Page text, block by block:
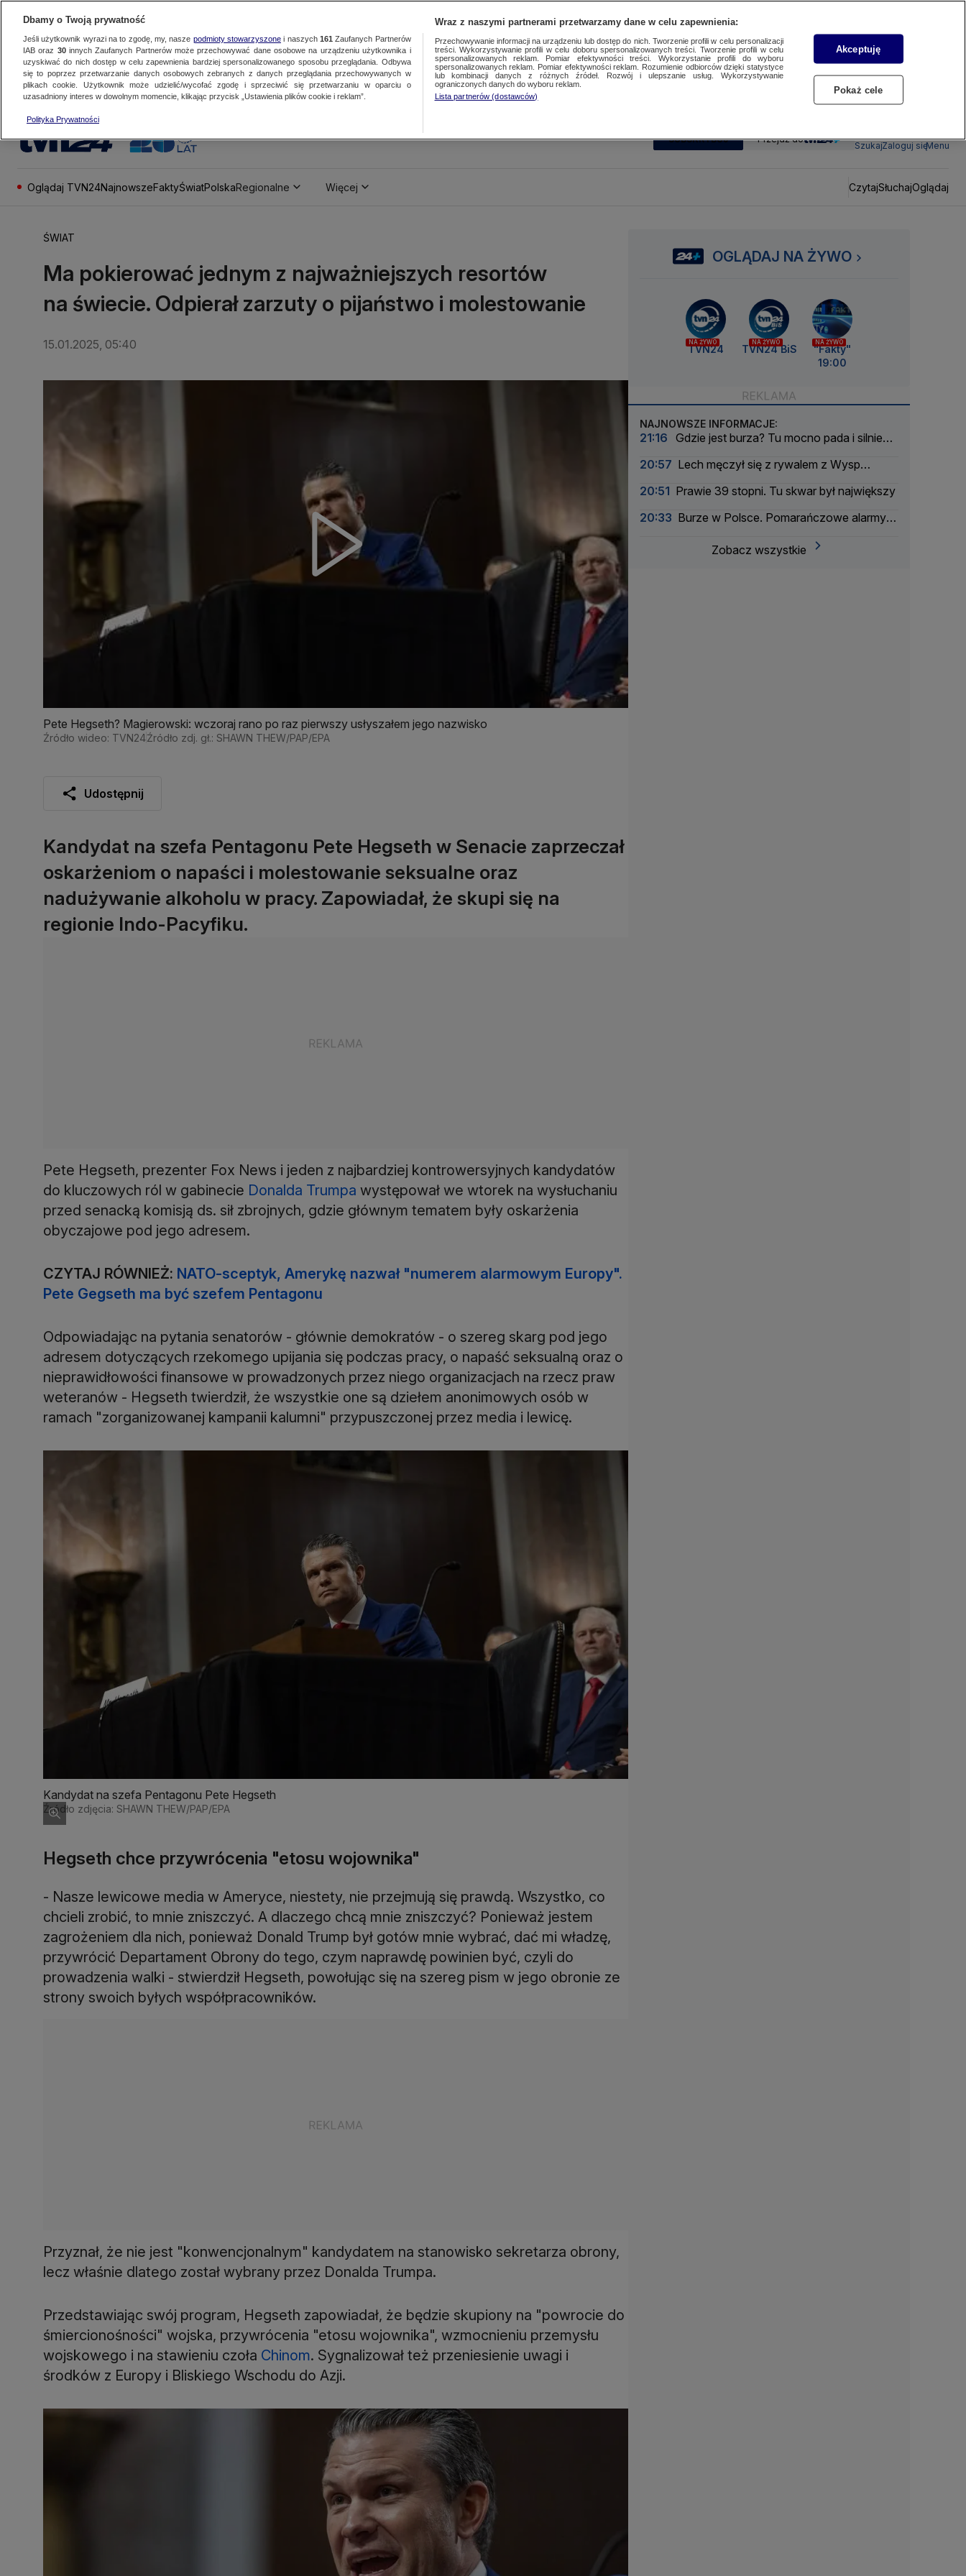
SUBSKRYBUJ Przejdź do
SzukajZaloguj sięMenu
Oglądaj TVN24NajnowszeFaktyŚwiatPolskaRegionalne Więcej CzytajSłuchajOglądaj
ŚWIAT
Ma pokierować jednym z najważniejszych resortów
na świecie. Odpierał zarzuty o pijaństwo i molestowanie
15.01.2025, 05:40
Pete Hegseth? Magierowski: wczoraj rano po raz pierwszy usłyszałem jego nazwisko
Źródło wideo: TVN24Źródło zdj. gł.: SHAWN THEW/PAP/EPA
Udostępnij
Kandydat na szefa Pentagonu Pete Hegseth w Senacie zaprzeczał
oskarżeniom o napaści i molestowanie seksualne oraz
nadużywanie alkoholu w pracy. Zapowiadał, że skupi się na
regionie Indo-Pacyfiku.
Pete Hegseth, prezenter Fox News i jeden z najbardziej kontrowersyjnych kandydatów
do kluczowych ról w gabinecie Donalda Trumpa występował we wtorek na wysłuchaniu
przed senacką komisją ds. sił zbrojnych, gdzie głównym tematem były oskarżenia
obyczajowe pod jego adresem.
CZYTAJ RÓWNIEŻ: NATO-sceptyk, Amerykę nazwał "numerem alarmowym Europy".
Pete Gegseth ma być szefem Pentagonu
Odpowiadając na pytania senatorów - głównie demokratów - o szereg skarg pod jego
adresem dotyczących rzekomego upijania się podczas pracy, o napaść seksualną oraz o
nieprawidłowości finansowe w prowadzonych przez niego organizacjach na rzecz praw
weteranów - Hegseth twierdził, że wszystkie one są dziełem anonimowych osób w
ramach "zorganizowanej kampanii kalumni" przypuszczonej przez media i lewicę.
Kandydat na szefa Pentagonu Pete Hegseth
Źródło zdjęcia: SHAWN THEW/PAP/EPA
Hegseth chce przywrócenia "etosu wojownika"
- Nasze lewicowe media w Ameryce, niestety, nie przejmują się prawdą. Wszystko, co
chcieli zrobić, to mnie zniszczyć. A dlaczego chcą mnie zniszczyć? Ponieważ jestem
zagrożeniem dla nich, ponieważ Donald Trump był gotów mnie wybrać, dać mi władzę,
przywrócić Departament Obrony do tego, czym naprawdę powinien być, czyli do
prowadzenia walki - stwierdził Hegseth, powołując się na szereg pism w jego obronie ze
strony swoich byłych współpracowników.
Przyznał, że nie jest "konwencjonalnym" kandydatem na stanowisko sekretarza obrony,
lecz właśnie dlatego został wybrany przez Donalda Trumpa.
Przedstawiając swój program, Hegseth zapowiadał, że będzie skupiony na "powrocie do
śmiercionośności" wojska, przywrócenia "etosu wojownika", wzmocnieniu przemysłu
wojskowego i na stawieniu czoła Chinom. Sygnalizował też przeniesienie uwagi i
środków z Europy i Bliskiego Wschodu do Azji.
OGLĄDAJ NA ŻYWO
NA ŻYWO
TVN24
NA ŻYWO
TVN24 BiS
NA ŻYWO
"Fakty"
19:00
NAJNOWSZE INFORMACJE:
21:16 Gdzie jest burza? Tu mocno pada i silnie
20:57 Lech męczył się z rywalem z Wysp
20:51 Prawie 39 stopni. Tu skwar był największy
20:33 Burze w Polsce. Pomarańczowe alarmy w
Zobacz wszystkie
Dbamy o Twoją prywatność
Jeśli użytkownik wyrazi na to zgodę, my, nasze podmioty stowarzyszonei naszych 161 Zaufanych Partnerów
IAB oraz 30innych Zaufanych Partnerów może przechowywać dane osobowe na urządzeniu użytkownika i
uzyskiwać do nich dostęp w celu zapewnienia bardziej spersonalizowanego sposobu przeglądania. Odbywa
się to poprzez przetwarzanie danych osobowych zebranych z danych przeglądania przechowywanych w
plikach cookie. Użytkownik może udzielić/wycofać zgodę i sprzeciwić się przetwarzaniu w oparciu o
uzasadniony interes w dowolnym momencie, klikając przycisk „Ustawienia plików cookie i reklam”.
Polityka Prywatności
Wraz z naszymi partnerami przetwarzamy dane w celu zapewnienia:
Przechowywanie informacji na urządzeniu lub dostęp do nich. Tworzenie profili w celu personalizacji
treści. Wykorzystywanie profili w celu doboru spersonalizowanych treści. Tworzenie profili w celu
spersonalizowanych reklam. Pomiar efektywności treści. Wykorzystanie profili do wyboru
spersonalizowanych reklam. Pomiar efektywności reklam. Rozumienie odbiorców dzięki statystyce
lub kombinacji danych z różnych źródeł. Rozwój i ulepszanie usług. Wykorzystywanie
ograniczonych danych do wyboru reklam.
Lista partnerów (dostawców)
Akceptuję
Pokaż cele